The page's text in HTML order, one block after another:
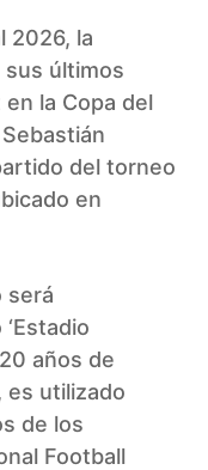
2026, la
sus últimos
la Copa del
del torneo
en
será
años de
es utilizado
de los
Football